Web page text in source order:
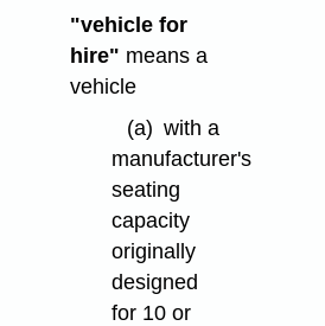
"vehicle for
hire" means a
vehicle
(a) with a
manufacturer's
seating
capacity
originally
designed
for 10 or